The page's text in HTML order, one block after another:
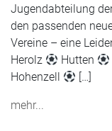
Jugendabteilung
den passenden
Vereine – eine
Herolz
Hutten
Hohenzell
[…]
mehr...